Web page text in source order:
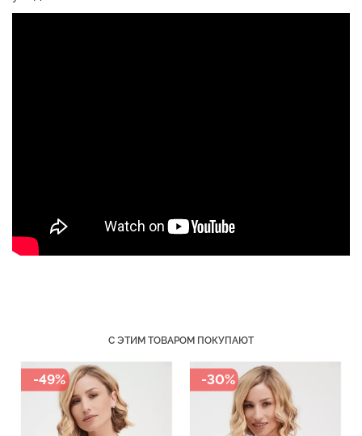
С ЭТИМ ТОВАРОМ ПОКУПАЮТ
-49% -30%